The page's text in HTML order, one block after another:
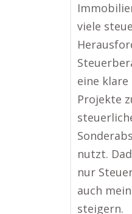
viele
eine
Projekte
nutzt.
nur
auch
steigern.